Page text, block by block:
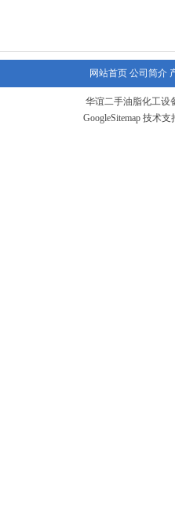
网站首页 公司简介
华谊二手油脂化工设
GoogleSitemap 技术支